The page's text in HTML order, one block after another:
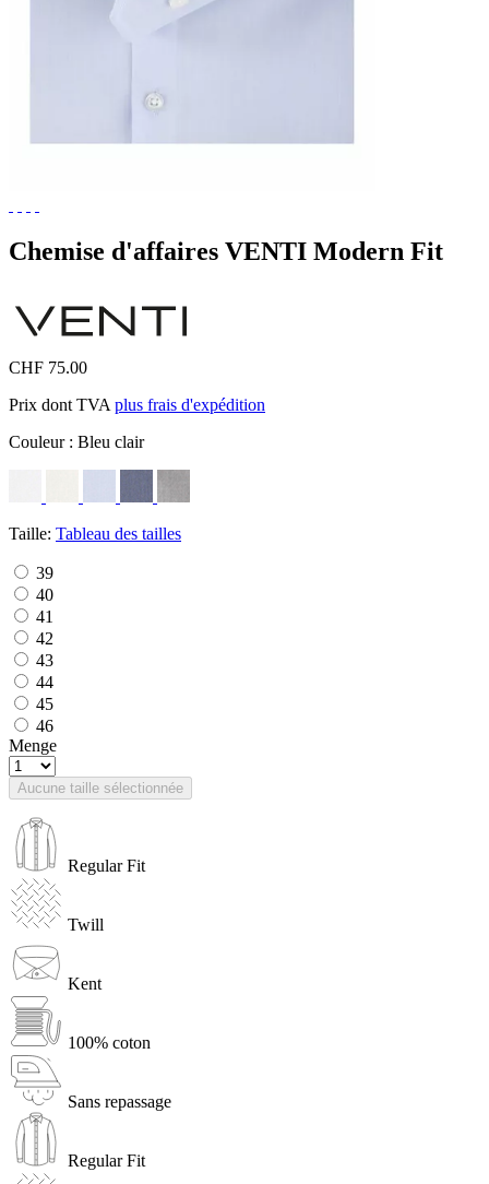
Chemise d'affaires VENTI Modern Fit
CHF 75.00
Prix dont TVA plus frais d'expédition
Couleur : Bleu clair
Taille: Tableau des tailles
39
40
41
42
43
44
45
46
Menge
Aucune taille sélectionnée
Regular Fit
Twill
Kent
100% coton
Sans repassage
Regular Fit